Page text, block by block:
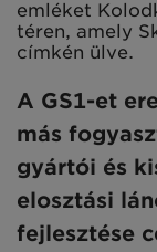
emléket
téren, amely
címkén ülve.
A GS1-et
más
gyártói és
elosztási
fejlesztése